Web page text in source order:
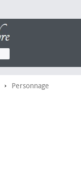
›
Personnage